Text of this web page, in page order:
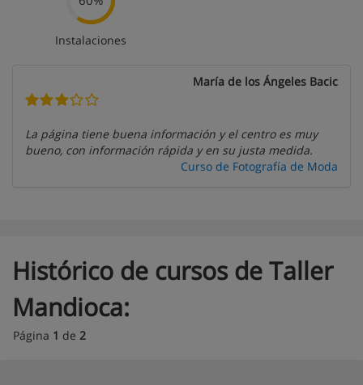
Instalaciones
María de los Ángeles Bacic
La página tiene buena información y el centro es muy
bueno, con información rápida y en su justa medida.
Curso de Fotografía de Moda
Histórico de cursos de Taller
Mandioca:
Página 1 de 2